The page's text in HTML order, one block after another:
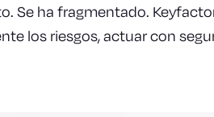
Se ha fragmentado.
los riesgos, actuar con